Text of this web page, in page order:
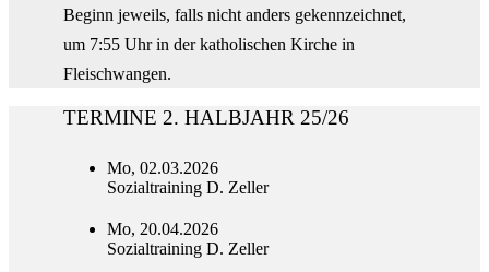
Beginn jeweils, falls nicht anders gekennzeichnet,
um 7:55 Uhr in der katholischen Kirche in
Fleischwangen.
TERMINE 2. HALBJAHR 25/26
Mo, 02.03.2026
Sozialtraining D. Zeller
Mo, 20.04.2026
Sozialtraining D. Zeller